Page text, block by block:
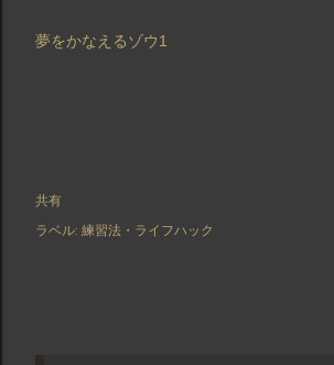
夢をかなえるゾウ1
共有
ラベル: 練習法・ライフハック